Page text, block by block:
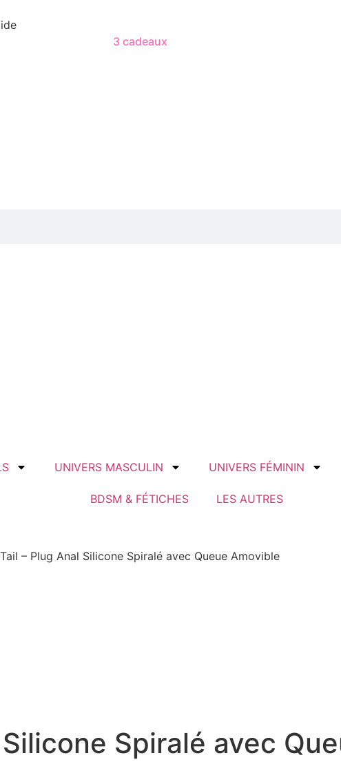
3 cadeaux
UNIVERS MASCULIN UNIVERS FÉMININ
BDSM & FÉTICHES LES AUTRES
– Plug Anal Silicone Spiralé avec Queue Amovible
Spiralé avec